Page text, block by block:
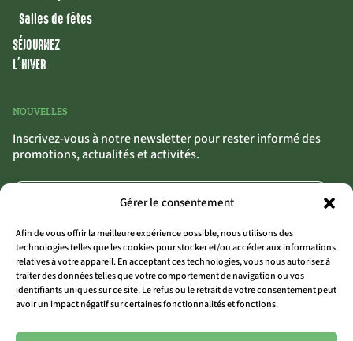
Gérer le consentement
Afin de vous offrir la meilleure expérience possible, nous utilisons des
technologies telles que les cookies pour stocker et/ou accéder aux informations
relatives à votre appareil. En acceptant ces technologies, vous nous autorisez à
traiter des données telles que votre comportement de navigation ou vos
identifiants uniques sur ce site. Le refus ou le retrait de votre consentement peut
avoir un impact négatif sur certaines fonctionnalités et fonctions.
Salles de fêtes
SÉJOURNEZ
L’HIVER
NOUVELLES
Inscrivez-vous à notre newsletter pour rester informé des
promotions, actualités et activités.
générales.
S'INSCRIRE>>